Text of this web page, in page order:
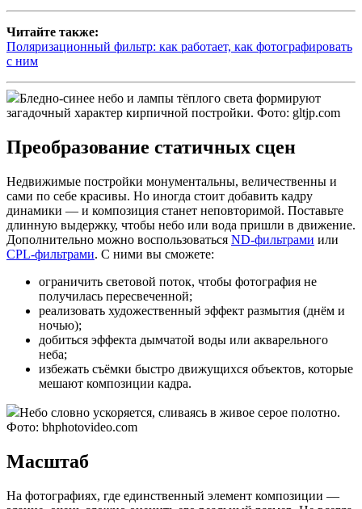
Читайте также:
Поляризационный фильтр: как работает, как фотографировать
с ним
Бледно-синее небо и лампы тёплого света формируют
загадочный характер кирпичной постройки. Фото: gltjp.com
Преобразование статичных сцен
Недвижимые постройки монументальны, величественны и
сами по себе красивы. Но иногда стоит добавить кадру
динамики — и композиция станет неповторимой. Поставьте
длинную выдержку, чтобы небо или вода пришли в движение.
Дополнительно можно воспользоваться ND-фильтрами или
CPL-фильтрами. С ними вы сможете:
ограничить световой поток, чтобы фотография не
получилась пересвеченной;
реализовать художественный эффект размытия (днём и
ночью);
добиться эффекта дымчатой воды или акварельного
неба;
избежать съёмки быстро движущихся объектов, которые
мешают композиции кадра.
Небо словно ускоряется, сливаясь в живое серое полотно.
Фото: bhphotovideo.com
Масштаб
На фотографиях, где единственный элемент композиции —